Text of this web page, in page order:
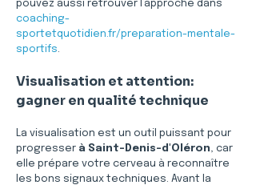
pouvez aussi retrouver l’approche dans
coaching-
sportetquotidien.fr/preparation-mentale-
sportifs.
Visualisation et attention:
gagner en qualité technique
La visualisation est un outil puissant pour
progresser à Saint-Denis-d'Oléron, car
elle prépare votre cerveau à reconnaître
les bons signaux techniques. Avant la